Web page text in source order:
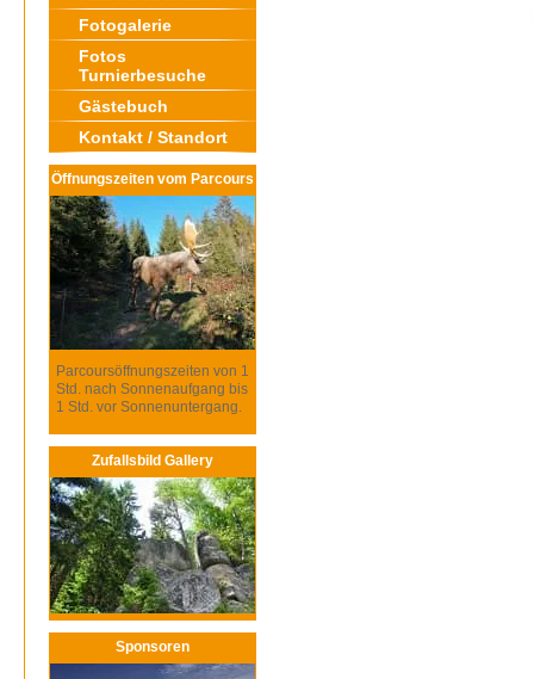
Fotogalerie
Fotos
Turnierbesuche
Gästebuch
Kontakt / Standort
Öffnungszeiten vom Parcours
Parcoursöffnungszeiten von 1
Std. nach Sonnenaufgang bis
1 Std. vor Sonnenuntergang.
Zufallsbild Gallery
Sponsoren